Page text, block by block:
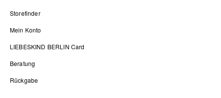
Storefinder
Mein Konto
LIEBESKIND BERLIN Card
Beratung
Rückgabe